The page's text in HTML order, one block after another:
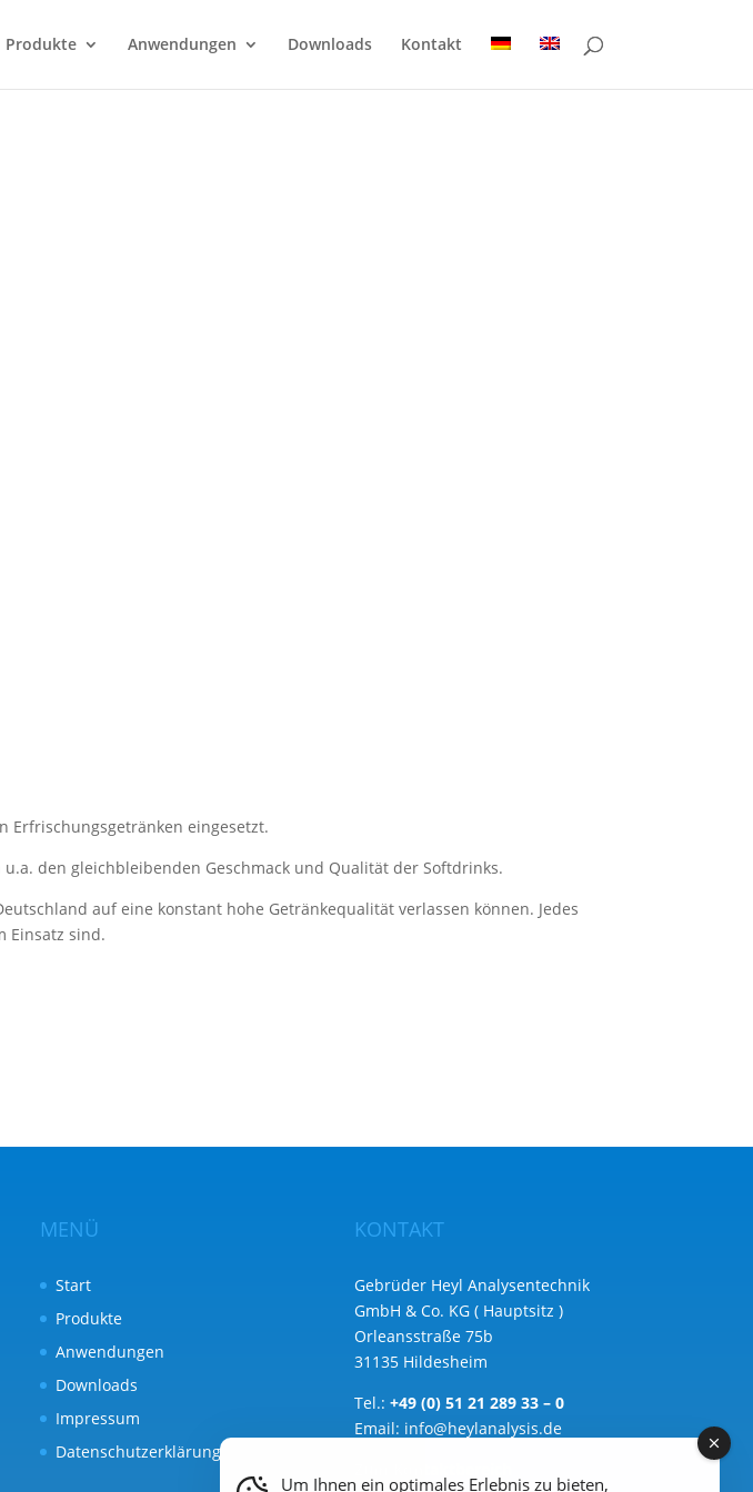
Produkte Anwendungen Downloads Kontakt
Erfrischungsgetränken eingesetzt.
den gleichbleibenden Geschmack und Qualität der Softdrinks.
auf eine konstant hohe Getränkequalität verlassen können. Jedes
Einsatz sind.
MENÜ
Start
Produkte
Anwendungen
Downloads
Impressum
Datenschutzerklärung
KONTAKT
Gebrüder Heyl Analysentechnik
GmbH & Co. KG ( Hauptsitz )
Orleansstraße 75b
31135 Hildesheim
Tel.:+49 (0) 51 21 289 33 – 0
Email: info@heylanalysis.de
Um Ihnen ein optimales Erlebnis zu bieten,